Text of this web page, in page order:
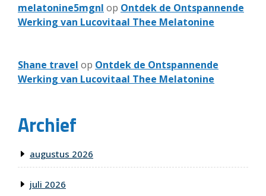
melatonine5mgnl op Ontdek de Ontspannende
Werking van Lucovitaal Thee Melatonine
Shane travel op Ontdek de Ontspannende
Werking van Lucovitaal Thee Melatonine
Archief
augustus 2026
juli 2026